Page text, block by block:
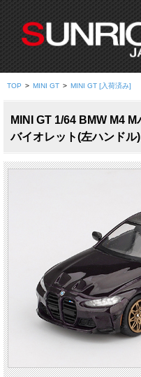
R
I
H
J
P
A
N
TOP > MINI GT > MINI GT [入荷済み]
MINI GT 1/64 BMW M4
バイオレット(左ハンドル)